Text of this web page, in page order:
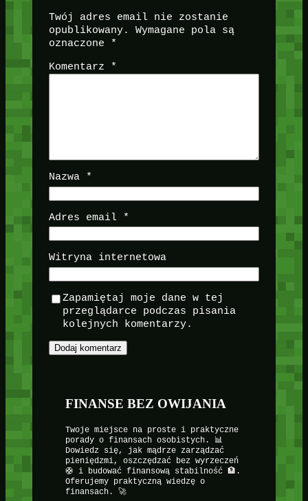
Twój adres email nie zostanie
opublikowany.
Wymagane pola są
oznaczone
*
Komentarz *
Nazwa *
Adres email *
Witryna internetowa
Zapamiętaj moje dane w tej
przeglądarce podczas pisania
kolejnych komentarzy.
FINANSE BEZ OWIJANIA
Twoje miejsce na proste i praktyczne
porady o finansach osobistych. 📊
Dowiedz się, jak mądrze zarządzać
pieniędzmi, oszczędzać bez wyrzeczeń
🛟 i budować finansową stabilność 🏦.
Oferujemy praktyczną wiedzę o
finansach. 🚀